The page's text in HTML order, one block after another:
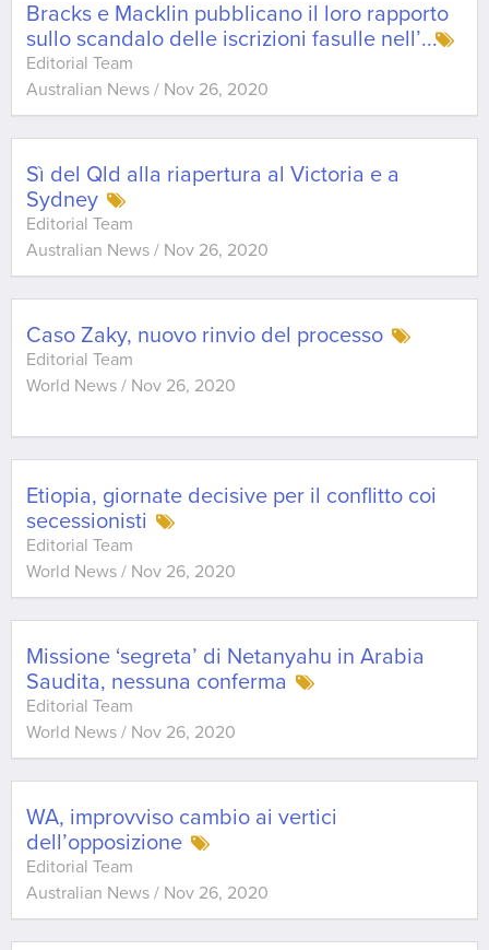
Bracks e Macklin pubblicano il loro rapporto
sullo scandalo delle iscrizioni fasulle nell’...
Editorial Team
Australian News / Nov 26, 2020
Sì del Qld alla riapertura al Victoria e a
Sydney
Editorial Team
Australian News / Nov 26, 2020
Caso Zaky, nuovo rinvio del processo
Editorial Team
World News / Nov 26, 2020
Etiopia, giornate decisive per il conflitto coi
secessionisti
Editorial Team
World News / Nov 26, 2020
Missione ‘segreta’ di Netanyahu in Arabia
Saudita, nessuna conferma
Editorial Team
World News / Nov 26, 2020
WA, improvviso cambio ai vertici
dell’opposizione
Editorial Team
Australian News / Nov 26, 2020